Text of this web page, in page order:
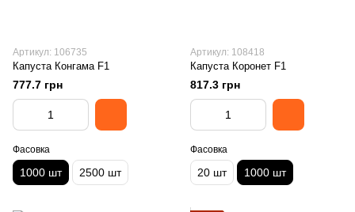
Артикул: 106735
Капуста Конгама F1
777.7 грн
Фасовка
1000 шт 2500 шт
Артикул: 108418
Капуста Коронет F1
817.3 грн
Фасовка
20 шт 1000 шт